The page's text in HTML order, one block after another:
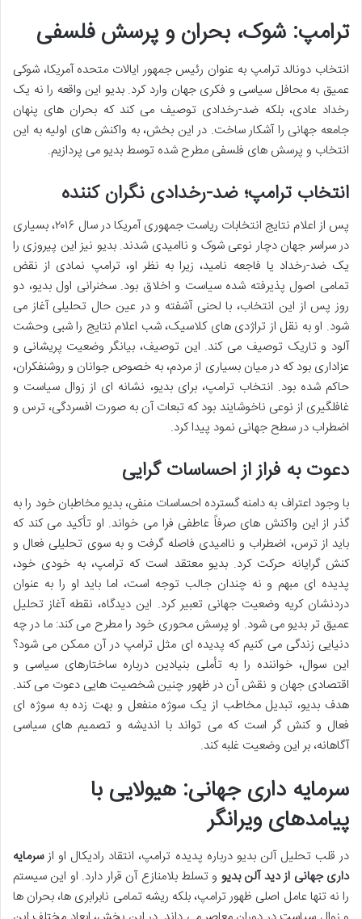
ترامپ: شوک، بحران و پرسش فلسفی
انتخاب دونالد ترامپ به عنوان رئیس جمهور ایالات متحده آمریکا، شوکی
عمیق به محافل سیاسی و فکری جهان وارد کرد. بدیو این واقعه را نه یک
رخداد عادی، بلکه ضد-رخدادی توصیف می کند که بحران های پنهان
جامعه جهانی را آشکار ساخت. در این بخش، به واکنش های اولیه به این
انتخاب و پرسش های فلسفی مطرح شده توسط بدیو می پردازیم.
انتخاب ترامپ؛ ضد-رخدادی نگران کننده
پس از اعلام نتایج انتخابات ریاست جمهوری آمریکا در سال ۲۰۱۶، بسیاری
در سراسر جهان دچار نوعی شوک و ناامیدی شدند. بدیو نیز این پیروزی را
یک ضد-رخداد یا فاجعه نامید، زیرا به نظر او، ترامپ نمادی از نقض
تمامی اصول پذیرفته شده سیاست و اخلاق بود. سخنرانی اول بدیو، دو
روز پس از این انتخاب، با لحنی آشفته و در عین حال تحلیلی آغاز می
شود. او به نقل از تراژدی های کلاسیک، شب اعلام نتایج را شبی وحشت
آلود و تاریک توصیف می کند. این توصیف، بیانگر وضعیت پریشانی و
عزاداری بود که در میان بسیاری از مردم، به خصوص جوانان و روشنفکران،
حاکم شده بود. انتخاب ترامپ، برای بدیو، نشانه ای از زوال سیاست و
غافلگیری از نوعی ناخوشایند بود که تبعات آن به صورت افسردگی، ترس و
اضطراب در سطح جهانی نمود پیدا کرد.
دعوت به فراز از احساسات گرایی
با وجود اعتراف به دامنه گسترده احساسات منفی، بدیو مخاطبان خود را به
گذر از این واکنش های صرفاً عاطفی فرا می خواند. او تأکید می کند که
باید از ترس، اضطراب و ناامیدی فاصله گرفت و به سوی تحلیلی فعال و
کنش گرایانه حرکت کرد. بدیو معتقد است که ترامپ، به خودی خود،
پدیده ای مبهم و نه چندان جالب توجه است، اما باید او را به عنوان
دردنشان کریه وضعیت جهانی تعبیر کرد. این دیدگاه، نقطه آغاز تحلیل
عمیق تر بدیو می شود. او پرسش محوری خود را مطرح می کند: ما در چه
دنیایی زندگی می کنیم که پدیده ای مثل ترامپ در آن ممکن می شود؟
این سوال، خواننده را به تأملی بنیادین درباره ساختارهای سیاسی و
اقتصادی جهان و نقش آن در ظهور چنین شخصیت هایی دعوت می کند.
هدف بدیو، تبدیل مخاطب از یک سوژه منفعل و بهت زده به سوژه ای
فعال و کنش گر است که می تواند با اندیشه و تصمیم های سیاسی
آگاهانه، بر این وضعیت غلبه کند.
سرمایه داری جهانی: هیولایی با
پیامدهای ویرانگر
در قلب تحلیل آلن بدیو درباره پدیده ترامپ، انتقاد رادیکال او ازسرمایه
داری جهانی از دید آلن بدیو و تسلط بلامنازع آن قرار دارد. او این سیستم
را نه تنها عامل اصلی ظهور ترامپ، بلکه ریشه تمامی نابرابری ها، بحران ها